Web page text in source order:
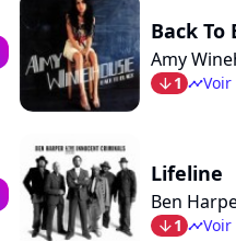
Back To
Amy
arrow_bot1 timelineVoir
Lifeline
Ben
arrow_bot1 timelineVoir